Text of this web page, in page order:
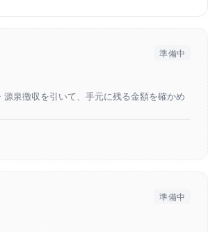
準備中
源泉徴収を引いて、手元に残る金額を確かめ
準備中